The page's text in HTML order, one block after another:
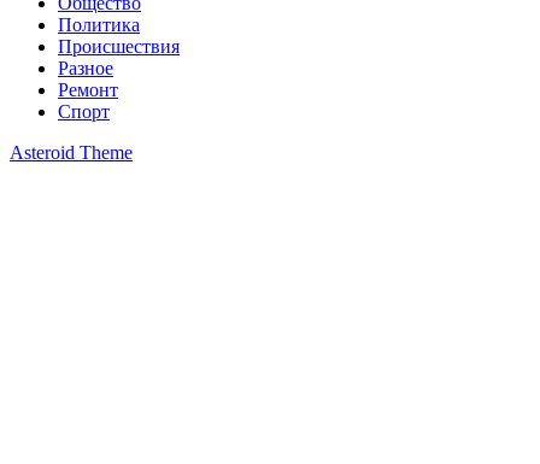
Политика
Происшествия
Разное
Ремонт
Спорт
Asteroid Theme